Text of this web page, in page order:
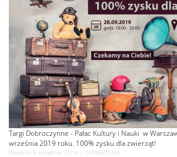
Targi Dobroczynne - Pałac Kultury i Nauki w
września 2019 roku. 100% zysku dla zwierząt!
Dodano: 5 września, 2019 | WYDARZENIA